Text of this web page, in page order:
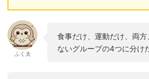
ふく太
食事だけ、運動だけ、両
ないグループの4つに分け